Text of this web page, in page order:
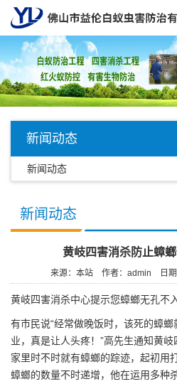
新闻动态
新闻动态
新闻动态
黄岐四害消杀防止蟑
来源：本站 作者：admin 日
黄岐四害消杀中心提示您蟑螂无孔不
有市民说“经常做晚饭时，该死的蟑
业，真是让人头疼！”高先生通知黄
家里时不时就有蟑螂的踪迹，起初用
蟑螂的数量不时递增，他在运用多种